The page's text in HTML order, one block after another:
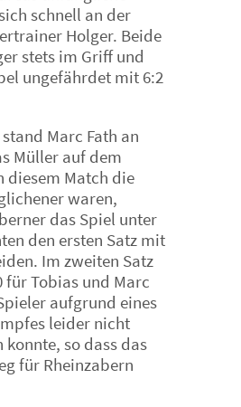
schnell an der
Holger. Beide
stets im Griff und
ungefährdet mit 6:2
Marc Fath an
Müller auf dem
diesem Match die
waren,
das Spiel unter
den ersten Satz mit
Im zweiten Satz
für Tobias und Marc
aufgrund eines
leider nicht
so dass das
für Rheinzabern